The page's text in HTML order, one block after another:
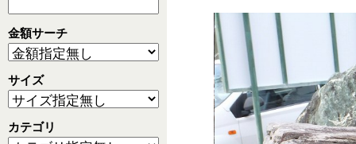
造園資材
その他
金額サーチ
サイズ
カテゴリ